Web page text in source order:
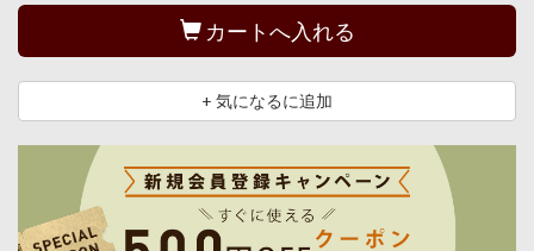
カートへ入れる
+ 気になるに追加